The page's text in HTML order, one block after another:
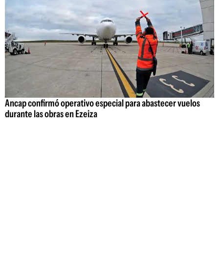
Ancap confirmó operativo especial para abastecer vuelos
durante las obras en Ezeiza